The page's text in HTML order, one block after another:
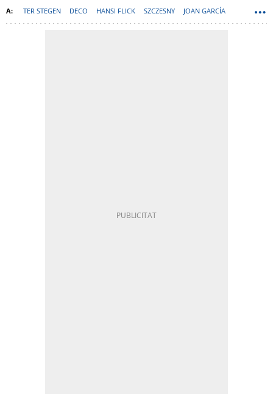
TER STEGEN DECO HANSI FLICK SZCZESNY JOAN GARCÍA